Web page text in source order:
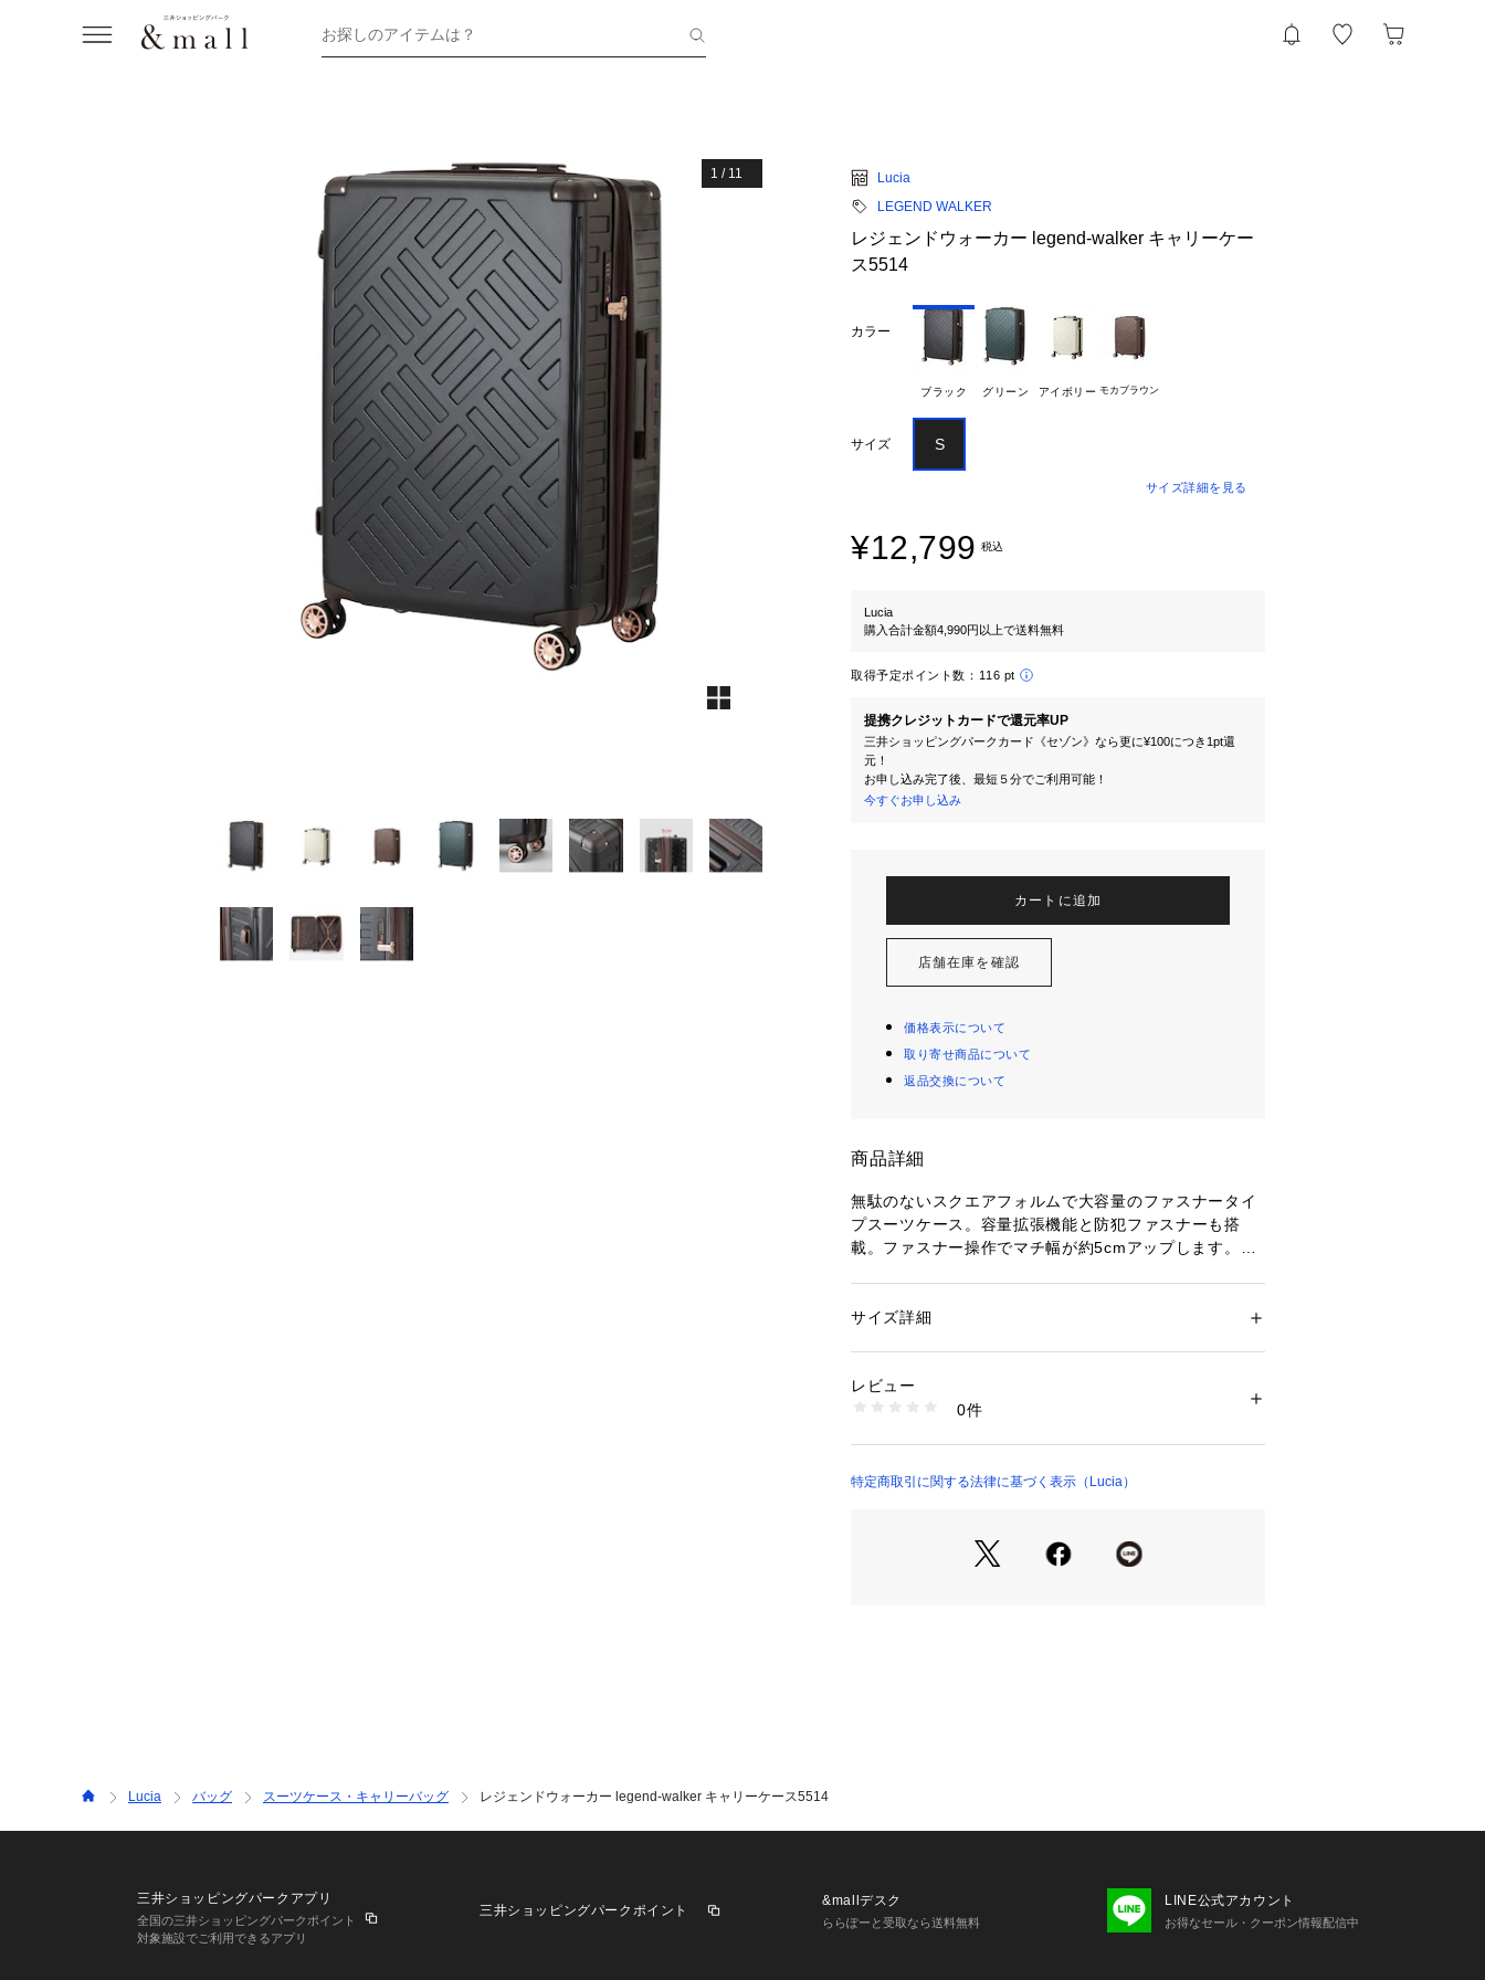
お探しのアイテムは？
1 / 11
Lucia
LEGEND WALKER
レジェンドウォーカー legend-walker キャリーケー
ス5514
カラー
ブラック グリーン アイボリー モカブラウン
サイズ S
サイズ詳細を見る
¥12,799 税込
Lucia
購入合計金額4,990円以上で送料無料
取得予定ポイント数： 116 pt
提携クレジットカードで還元率UP
三井ショッピングパークカード《セゾン》なら更に¥100につき1pt還
元！
お申し込み完了後、最短５分でご利用可能！
今すぐお申し込み
カートに追加
店舗在庫を確認
価格表示について
取り寄せ商品について
返品交換について
商品詳細
無駄のないスクエアフォルムで大容量のファスナータイ
プスーツケース。容量拡張機能と防犯ファスナーも搭
載。ファスナー操作でマチ幅が約5cmアップします。旅
によるこじ開けを防ぎます。ボディー側面にあるスイッ
便利です。
性別：レディース
商品番号：
5514-49 （ショップ）
サイズ詳細
レビュー
0件
特定商取引に関する法律に基づく表示（Lucia）
Lucia バッグ スーツケース・キャリーバッグ レジェンドウォーカー legend-walker キャリーケース5514
三井ショッピングパークアプリ
全国の三井ショッピングパークポイント
対象施設でご利用できるアプリ
三井ショッピングパークポイント
&mallデスク
ららぽーと受取なら送料無料
LINE公式アカウント
お得なセール・クーポン情報配信中